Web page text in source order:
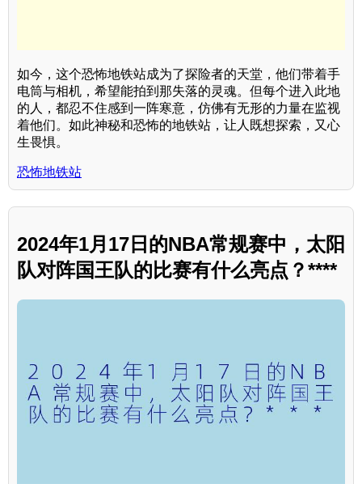
如今，这个恐怖地铁站成为了探险者的天堂，他们带着手
电筒与相机，希望能拍到那失落的灵魂。但每个进入此地
的人，都忍不住感到一阵寒意，仿佛有无形的力量在监视
着他们。如此神秘和恐怖的地铁站，让人既想探索，又心
生畏惧。
恐怖地铁站
2024年1月17日的NBA常规赛中，太阳
队对阵国王队的比赛有什么亮点？****